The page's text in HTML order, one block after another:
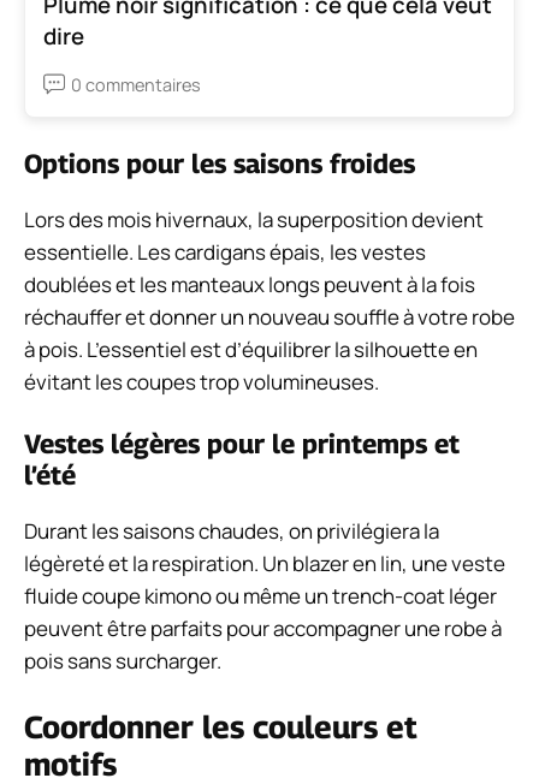
dire
0 commentaires
Options pour les saisons froides
Lors des mois hivernaux, la superposition devient
essentielle. Les cardigans épais, les vestes
doublées et les manteaux longs peuvent à la fois
réchauffer et donner un nouveau souffle à votre robe
à pois. L’essentiel est d’équilibrer la silhouette en
évitant les coupes trop volumineuses.
Vestes légères pour le printemps et
l’été
Durant les saisons chaudes, on privilégiera la
légèreté et la respiration. Un blazer en lin, une veste
fluide coupe kimono ou même un trench-coat léger
peuvent être parfaits pour accompagner une robe à
pois sans surcharger.
Coordonner les couleurs et
motifs